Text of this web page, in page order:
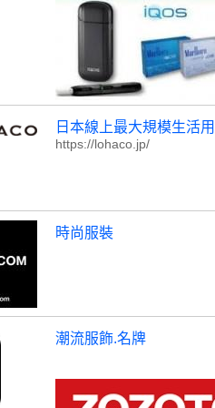
日本線上最大規模生活
https://lohaco.jp/
時尚服裝
潮流服飾.名牌